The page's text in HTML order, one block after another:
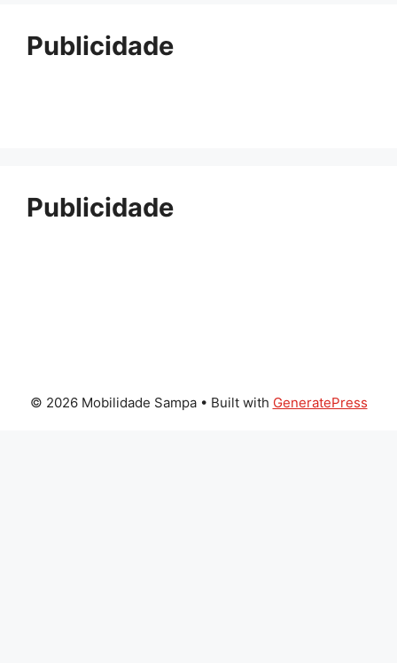
Publicidade
Publicidade
© 2026 Mobilidade Sampa• Built with GeneratePress